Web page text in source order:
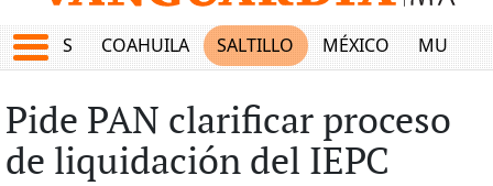
JUEGOS COAHUILA SALTILLO MÉXICO MUNDO
Pide PAN clarificar proceso
de liquidación del IEPC